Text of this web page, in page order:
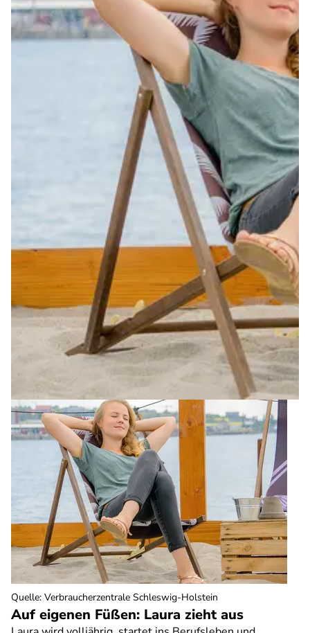
Auf eigenen Füßen: Laura zieht aus
Quelle: Verbraucherzentrale Schleswig-Holstein